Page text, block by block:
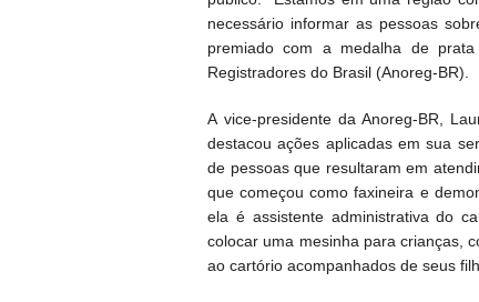
necessário informar as pessoas
premiado com a medalha de
Registradores do Brasil (Anoreg-BR).
A vice-presidente da Anoreg-BR,
destacou ações aplicadas em sua
de pessoas que resultaram em
que começou como faxineira e
ela é assistente administrativa do
colocar uma mesinha para crianças,
ao cartório acompanhados de seus